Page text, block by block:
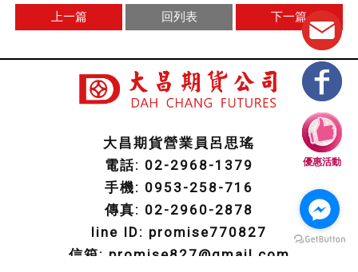
上一篇 回列表 下一篇
回首頁
大昌期貨營業員呂思瑤
電話: 02-2968-1379
手機: 0953-258-716
傳真: 02-2960-2878
line ID: promise770827
信箱: promise827@gmail.com
優惠活動